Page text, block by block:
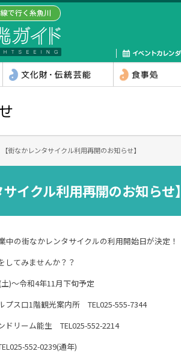
で行く糸魚川
【街なかレンタサイクル利用再開のお知らせ】
サイクル利用再開のお知らせ】
中の街なかレンタサイクルの利用開始日が決定！
してみませんか？？
)～令和4年11月下旬予定
プス口1階観光案内所 TEL025-555-7344
ム能生 TEL025-552-2214
552-0239(通年)